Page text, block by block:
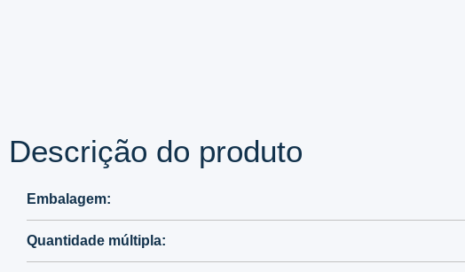
Descrição do produto
Embalagem:
Quantidade múltipla: